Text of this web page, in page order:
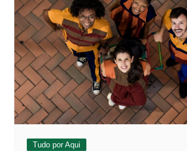
Tudo por Aqui